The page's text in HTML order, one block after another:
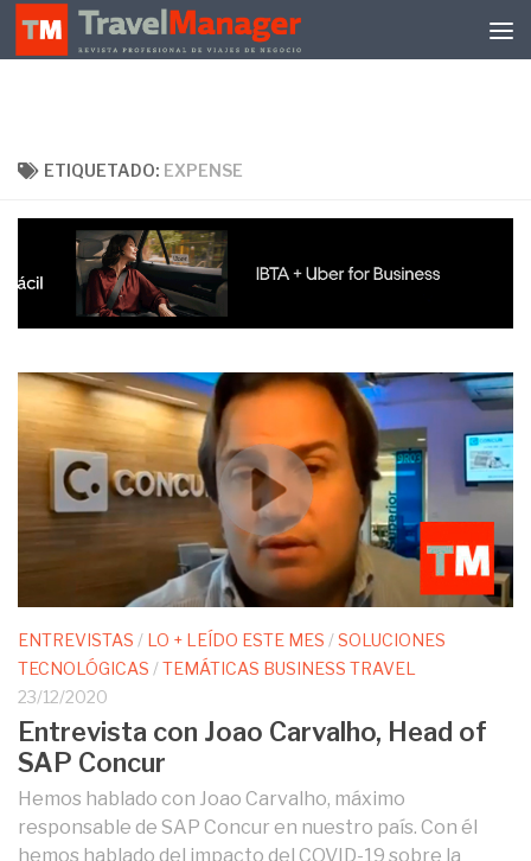
Debajo del contenido
ETIQUETADO: EXPENSE
ENTREVISTAS / LO + LEÍDO ESTE MES /SOLUCIONES
TECNOLÓGICAS /TEMÁTICAS BUSINESS TRAVEL
23/12/2020
Entrevista con Joao Carvalho, Head of
SAP Concur
Hemos hablado con Joao Carvalho, máximo
responsable de SAP Concur en nuestro país. Con él
hemos hablado del impacto del COVID-19 sobre la